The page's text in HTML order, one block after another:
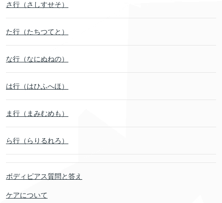
さ行（さしすせそ）
た行（たちつてと）
な行（なにぬねの）
は行（はひふへほ）
ま行（まみむめも）
ら行（らりるれろ）
ボディピアス質問と答え
ケアについて